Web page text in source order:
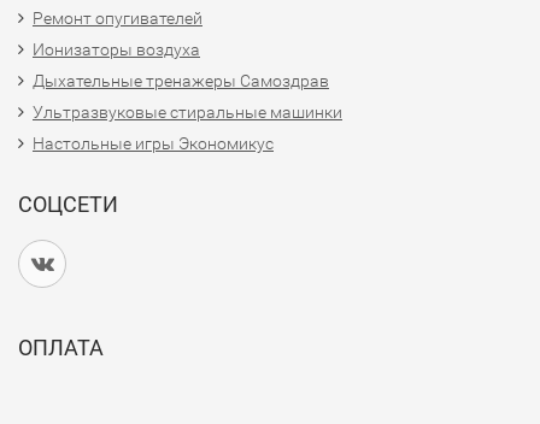
Ремонт опугивателей
Ионизаторы воздуха
Дыхательные тренажеры Самоздрав
Ультразвуковые стиральные машинки
Настольные игры Экономикус
СОЦСЕТИ
ОПЛАТА